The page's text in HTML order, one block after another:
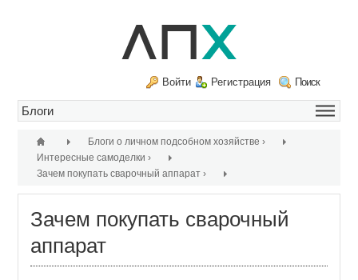
Поиск
Войти Регистрация
Блоги о личном подсобном хозяйстве ›
Интересные самоделки ›
Зачем покупать сварочный аппарат ›
Зачем покупать сварочный
аппарат